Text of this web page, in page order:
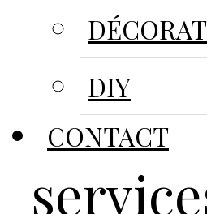
DIY
CONTACT
Les